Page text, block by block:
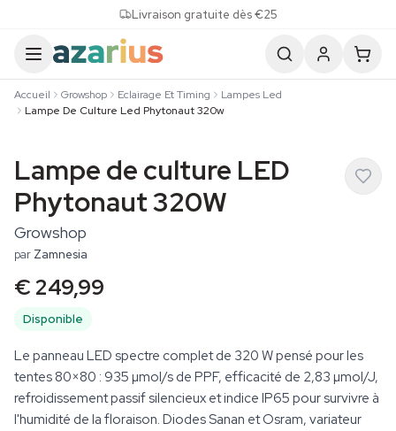
Livraison gratuite dès €25
Accueil Growshop Eclairage Et Timing
Lampes Led
Lampe De Culture Led Phytonaut 320w
Lampe de culture LED
Phytonaut 320W
Growshop
par Zamnesia
€ 249,99
Disponible
Le panneau LED spectre complet de 320 W pensé pour les
tentes 80×80 : 935 µmol/s de PPF, efficacité de 2,83 µmol/J,
refroidissement passif silencieux et indice IP65 pour survivre à
l'humidité de la floraison. Diodes Sanan et Osram, variateur